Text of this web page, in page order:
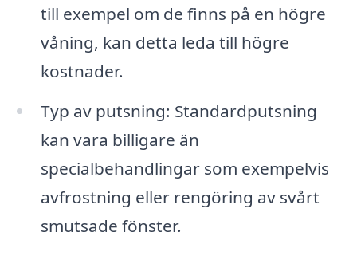
till exempel om de finns på en högre
våning, kan detta leda till högre
kostnader.
Typ av putsning: Standardputsning
kan vara billigare än
specialbehandlingar som exempelvis
avfrostning eller rengöring av svårt
smutsade fönster.